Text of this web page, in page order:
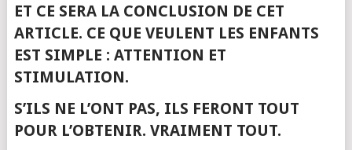
ET CE SERA LA CONCLUSION DE CET
ARTICLE. CE QUE VEULENT LES ENFANTS
EST SIMPLE : ATTENTION ET
STIMULATION.
S’ILS NE L’ONT PAS, ILS FERONT TOUT
POUR L’OBTENIR. VRAIMENT TOUT.